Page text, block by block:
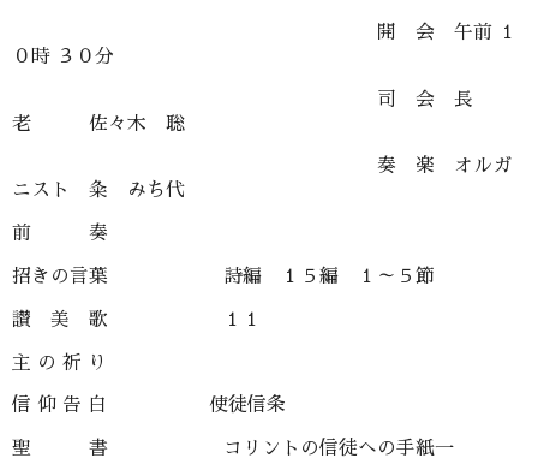
開 会 午前 １
０時 ３０分
司 会 長
老 佐々木 聡
奏 楽 オルガ
ニスト 粂 みち代
前 奏
招きの言葉 詩編 １５編 １～５節
讃 美 歌 １１
主 の 祈 り
信 仰 告 白 使徒信条
聖 書 コリントの信徒への手紙一